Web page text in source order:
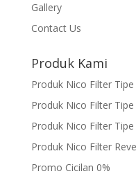
Gallery
Contact Us
Produk Kami
Produk Nico Filter
Produk Nico Filter
Produk Nico Filter
Produk Nico Filter
Promo Cicilan 0%